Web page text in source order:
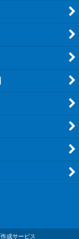
成サービス